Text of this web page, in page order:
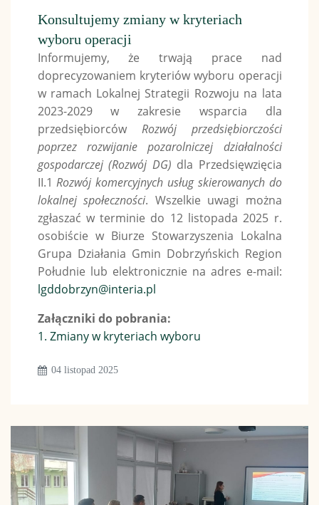
Konsultujemy zmiany w kryteriach
wyboru operacji
Informujemy, że trwają prace nad
doprecyzowaniem kryteriów wyboru operacji
w ramach Lokalnej Strategii Rozwoju na lata
2023-2029 w zakresie wsparcia dla
przedsiębiorców Rozwój przedsiębiorczości
poprzez rozwijanie pozarolniczej działalności
gospodarczej (Rozwój DG) dla Przedsięwzięcia
II.1Rozwój komercyjnych usług skierowanych do
lokalnej społeczności. Wszelkie uwagi można
zgłaszać w terminie do 12 listopada 2025 r.
osobiście w Biurze Stowarzyszenia Lokalna
Grupa Działania Gmin Dobrzyńskich Region
Południe lub elektronicznie na adres e-mail:
lgddobrzyn@interia.pl
Załączniki do pobrania:
1. Zmiany w kryteriach wyboru
04 listopad 2025